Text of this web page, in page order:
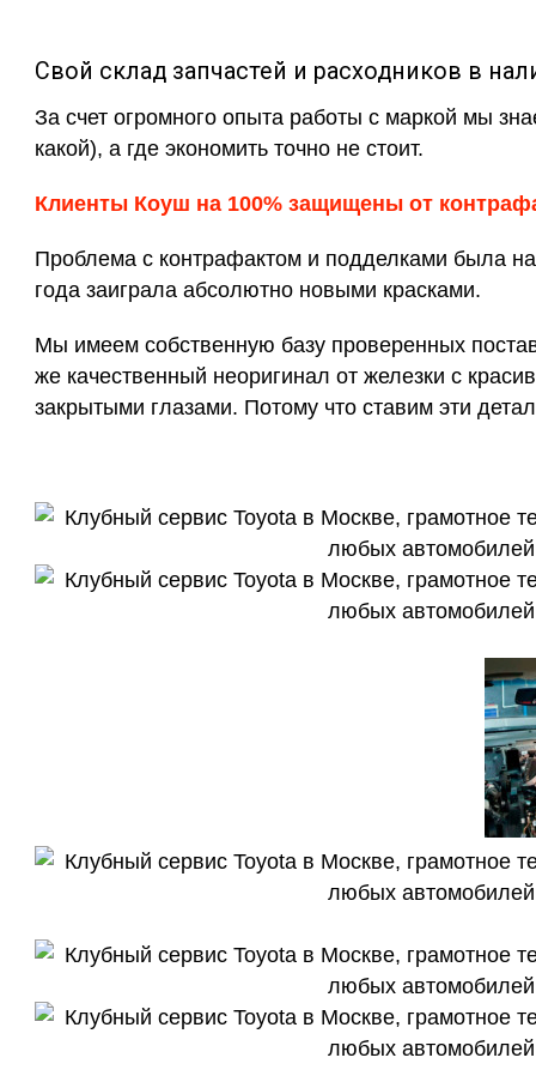
Свой склад запчастей и расходников в
За счет огромного опыта работы с маркой мы
какой), а где экономить точно не стоит.
Клиенты Коуш на 100% защищены от
Проблема с контрафактом и подделками была
года заиграла абсолютно новыми красками.
Мы имеем собственную базу проверенных
же качественный неоригинал от железки с
закрытыми глазами. Потому что ставим эти